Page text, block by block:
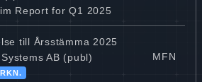
Report for Q1 2025
till Årsstämma 2025
AB (publ)
MFN